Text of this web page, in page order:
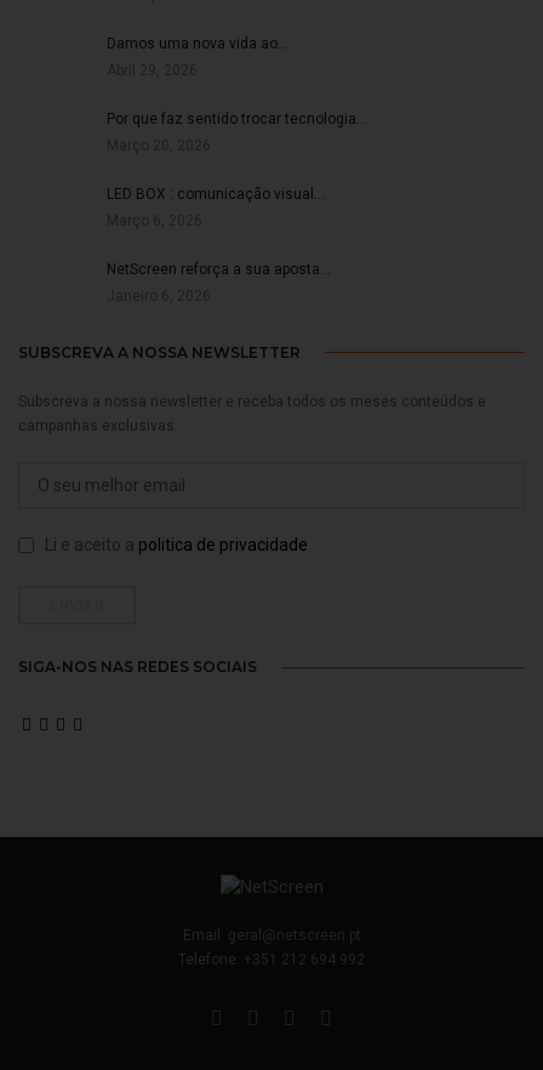
Damos uma nova vida ao…
Por que faz sentido trocar tecnologia…
LED BOX : comunicação visual…
NetScreen reforça a sua aposta…
SUBSCREVA A NOSSA NEWSLETTER
Subscreva a nossa newsletter e receba todos os meses conteúdos e
campanhas exclusivas.
Li e aceito a politica de privacidade
SIGA-NOS NAS REDES SOCIAIS
Email:
geral@netscreen.pt
Telefone:
+351 212 694 992